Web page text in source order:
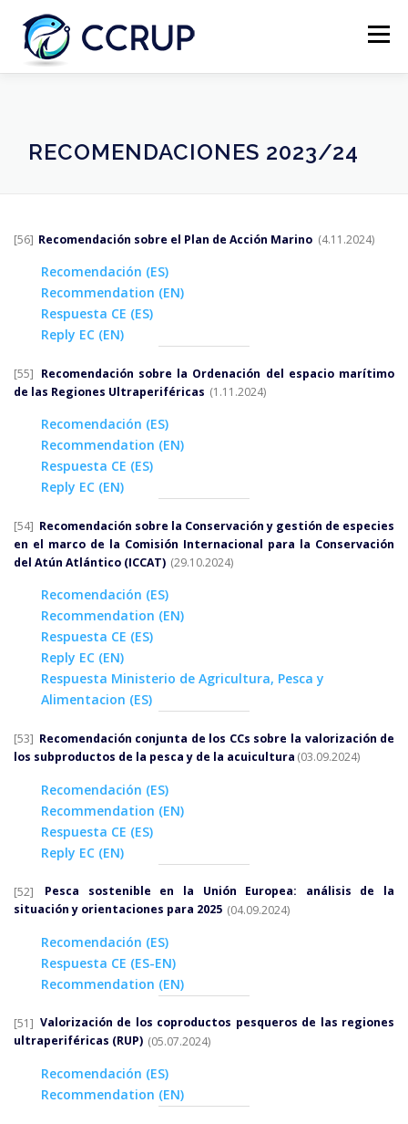
Menú
RECOMENDACIONES 2023/24
[56] Recomendación sobre el Plan de Acción Marino (4.11.2024)
Recomendación (ES)
Recommendation (EN)
Respuesta CE (ES)
Reply EC (EN)
[55] Recomendación sobre la Ordenación del espacio marítimo
de las Regiones Ultraperiféricas (1.11.2024)
Recomendación (ES)
Recommendation (EN)
Respuesta CE (ES)
Reply EC (EN)
[54] Recomendación sobre la Conservación y gestión de especies
en el marco de la Comisión Internacional para la Conservación
del Atún Atlántico (ICCAT) (29.10.2024)
Recomendación (ES)
Recommendation (EN)
Respuesta CE (ES)
Reply EC (EN)
Respuesta Ministerio de Agricultura, Pesca y
Alimentacion (ES)
[53] Recomendación conjunta de los CCs sobre la valorización de
los subproductos de la pesca y de la acuicultura (03.09.2024)
Recomendación (ES)
Recommendation (EN)
Respuesta CE (ES)
Reply EC (EN)
[52]
Pesca sostenible en la Unión Europea: análisis de la
situación y orientaciones para 2025 (04.09.2024)
Recomendación (ES)
Respuesta CE (ES-EN)
Recommendation (EN)
[51] Valorización de los coproductos pesqueros de las regiones
ultraperiféricas (RUP) (05.07.2024)
Recomendación (ES)
Recommendation (EN)